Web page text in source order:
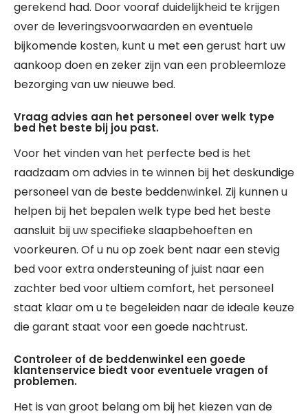
gerekend had. Door vooraf duidelijkheid te krijgen
over de leveringsvoorwaarden en eventuele
bijkomende kosten, kunt u met een gerust hart uw
aankoop doen en zeker zijn van een probleemloze
bezorging van uw nieuwe bed.
Vraag advies aan het personeel over welk type
bed het beste bij jou past.
Voor het vinden van het perfecte bed is het
raadzaam om advies in te winnen bij het deskundige
personeel van de beste beddenwinkel. Zij kunnen u
helpen bij het bepalen welk type bed het beste
aansluit bij uw specifieke slaapbehoeften en
voorkeuren. Of u nu op zoek bent naar een stevig
bed voor extra ondersteuning of juist naar een
zachter bed voor ultiem comfort, het personeel
staat klaar om u te begeleiden naar de ideale keuze
die garant staat voor een goede nachtrust.
Controleer of de beddenwinkel een goede
klantenservice biedt voor eventuele vragen of
problemen.
Het is van groot belang om bij het kiezen van de